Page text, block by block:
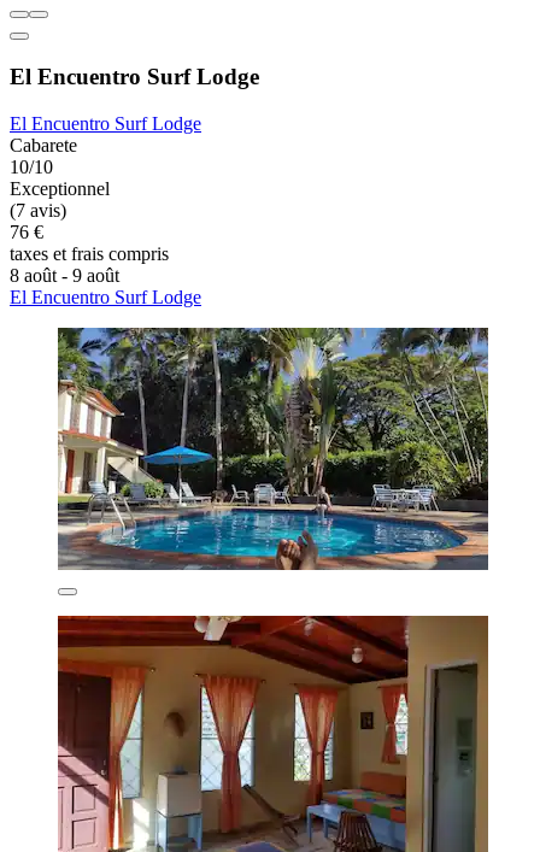
El Encuentro Surf Lodge
El Encuentro Surf Lodge
Cabarete
10/10
Exceptionnel
(7 avis)
76 €
taxes et frais compris
8 août - 9 août
El Encuentro Surf Lodge